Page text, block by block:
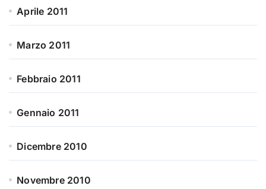
Aprile 2011
Marzo 2011
Febbraio 2011
Gennaio 2011
Dicembre 2010
Novembre 2010